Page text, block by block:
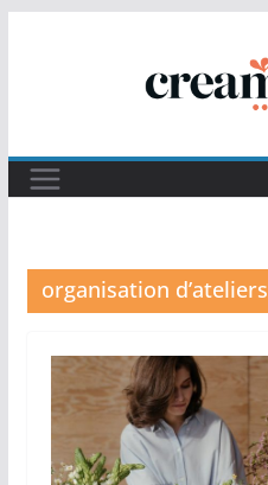
organisation d’ateliers